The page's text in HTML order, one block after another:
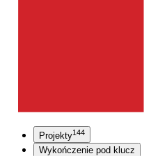
Projekty144
Wykończenie pod klucz